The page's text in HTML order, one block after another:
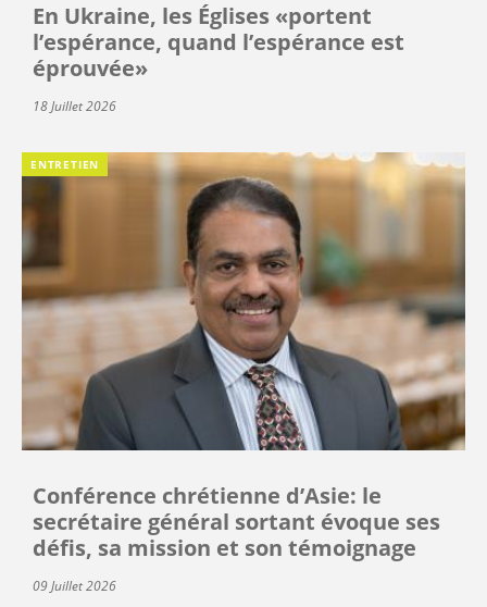
En Ukraine, les Églises «portent
l’espérance, quand l’espérance est
éprouvée»
18 Juillet 2026
ENTRETIEN
Conférence chrétienne d’Asie: le
secrétaire général sortant évoque ses
défis, sa mission et son témoignage
09 Juillet 2026